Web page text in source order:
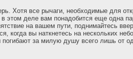
Хотя все рычаги, необходимые для
в этом деле вам понадобится еще одна
на вашем пути, поднимайтесь
когда вы наткнетесь на нескольких
погибают за милую душу всего лишь от